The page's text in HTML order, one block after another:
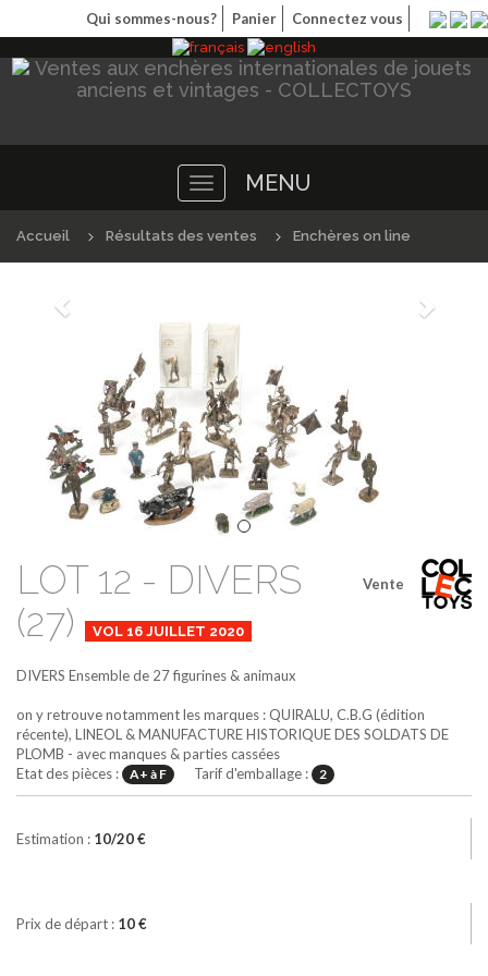
Qui sommes-nous? Panier Connectez vous
Toggle
navigation
MENU
Accueil Résultats des ventes Enchères on line
Précédént
Vente
LOT 12 - DIVERS
(27)
VOL 16 JUILLET 2020
DIVERS Ensemble de 27 figurines & animaux
on y retrouve notamment les marques : QUIRALU, C.B.G (édition
récente), LINEOL & MANUFACTURE HISTORIQUE DES SOLDATS DE
PLOMB - avec manques & parties cassées
Etat des pièces :
A+ à F Tarif d'emballage : 2
Estimation : 10/20 €
Prix de départ : 10 €